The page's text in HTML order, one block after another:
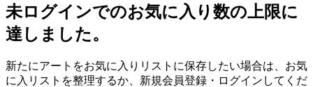
未ログインでのお気に入り数の上限に
達しました。
新たにアートをお気に入りリストに保存したい場合は、お気
に入リストを整理するか、新規会員登録・ログインしてくだ